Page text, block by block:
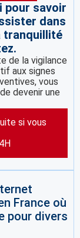
pour savoir
dans
tranquillité
de la vigilance
aux signes
vous
devenir une
si vous
France où
pour divers